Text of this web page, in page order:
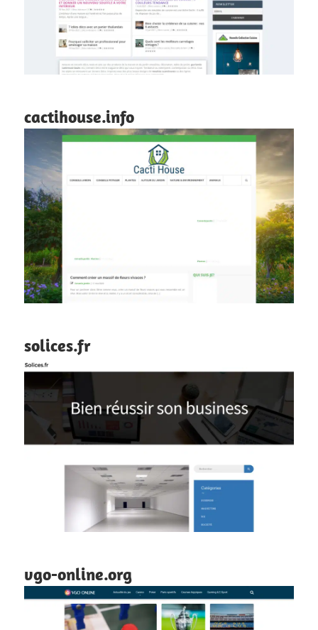
cactihouse.info
solices.fr
vgo-online.org